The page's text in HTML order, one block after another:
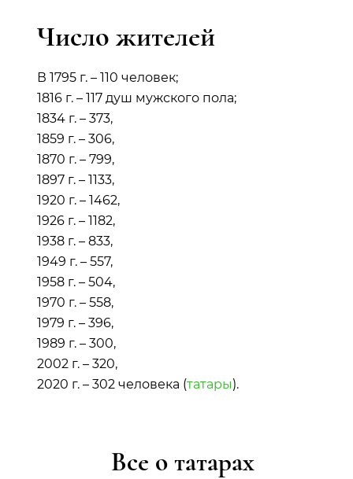
Число жителей
В 1795 г. – 110 человек;
1816 г. – 117 душ мужского пола;
1834 г. – 373,
1859 г. – 306,
1870 г. – 799,
1897 г. – 1133,
1920 г. – 1462,
1926 г. – 1182,
1938 г. – 833,
1949 г. – 557,
1958 г. – 504,
1970 г. – 558,
1979 г. – 396,
1989 г. – 300,
2002 г. – 320,
2020 г. – 302 человека (татары).
Все о татарах